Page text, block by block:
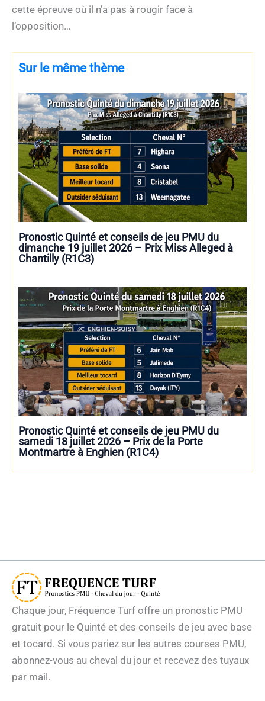
cette épreuve où il n’a pas à rougir face à
l’opposition…
Sur le même thème
Pronostic Quinté et conseils de jeu PMU du
dimanche 19 juillet 2026 – Prix Miss Alleged à
Chantilly (R1C3)
Pronostic Quinté et conseils de jeu PMU du
samedi 18 juillet 2026 – Prix de la Porte
Montmartre à Enghien (R1C4)
Chaque jour, Fréquence Turf offre un pronostic PMU
gratuit pour le Quinté et des conseils de jeu avec base
et tocard. Si vous pariez sur les autres courses PMU,
abonnez-vous au cheval du jour et recevez des tuyaux
par mail.